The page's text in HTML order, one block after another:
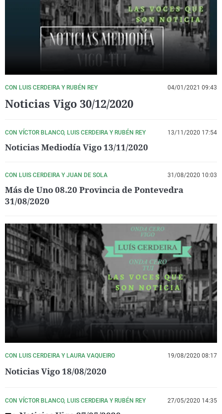
La rosa de los vientos
Gente viajera
Como el perro y el
Caso
Retornados
Equipo de
Extremadura
Galicia
La Rioja
País Vasco
Virales
Televisión
Elecciones
CON LUIS CERDEIRA Y RUBÉN REY 04/01/2021 09:43
Noticias Vigo 30/12/2020
CON VÍCTOR BLANCO, LUIS CERDEIRA Y RUBÉN REY 13/11/2020 17:54
Noticias Mediodía Vigo 13/11/2020
CON LUIS CERDEIRA Y JUAN DE SOLA 31/08/2020 10:03
Más de Uno 08.20 Provincia de Pontevedra
31/08/2020
CON LUIS CERDEIRA Y LAURA VAQUEIRO 19/08/2020 08:17
Noticias Vigo 18/08/2020
CON VÍCTOR BLANCO, LUIS CERDEIRA Y RUBÉN REY 27/05/2020 14:35